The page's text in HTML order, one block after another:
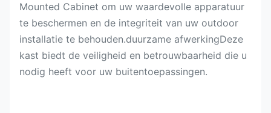
Mounted Cabinet om uw waardevolle apparatuur
te beschermen en de integriteit van uw outdoor
installatie te behouden.duurzame afwerkingDeze
kast biedt de veiligheid en betrouwbaarheid die u
nodig heeft voor uw buitentoepassingen.